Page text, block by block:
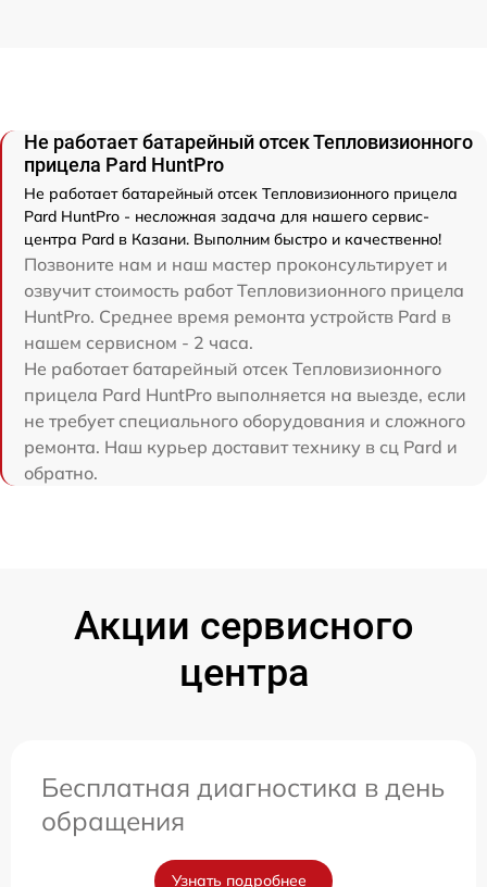
Не работает батарейный отсек Тепловизионного
прицела Pard HuntPro
Не работает батарейный отсек Тепловизионного прицела
Pard HuntPro - несложная задача для нашего сервис-
центра Pard в Казани. Выполним быстро и качественно!
Позвоните нам и наш мастер проконсультирует и
озвучит стоимость работ Тепловизионного прицела
HuntPro. Среднее время ремонта устройств Pard в
нашем сервисном - 2 часа.
Не работает батарейный отсек Тепловизионного
прицела Pard HuntPro выполняется на выезде, если
не требует специального оборудования и сложного
ремонта. Наш курьер доставит технику в сц Pard и
обратно.
Акции сервисного
центра
Бесплатная диагностика в день
обращения
Узнать подробнее